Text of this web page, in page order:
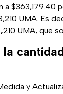
a $363,179.40
UMA. Es
210 UMA, que
y